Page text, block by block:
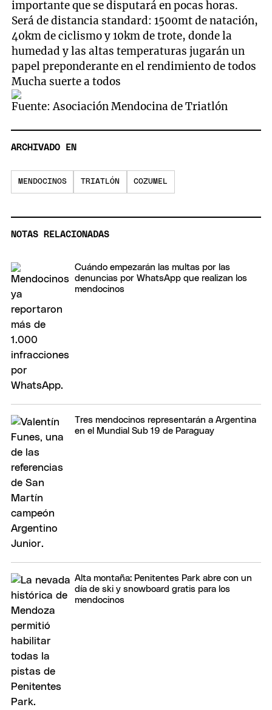
importante que se disputará en pocas horas.
Será de distancia standard: 1500mt de natación,
40km de ciclismo y 10km de trote, donde la
humedad y las altas temperaturas jugarán un
papel preponderante en el rendimiento de todos
Mucha suerte a todos
Fuente: Asociación Mendocina de Triatlón
ARCHIVADO EN
MENDOCINOS TRIATLÓN COZUMEL
NOTAS RELACIONADAS
Cuándo empezarán las multas por las
denuncias por WhatsApp que realizan los
mendocinos
Tres mendocinos representarán a Argentina
en el Mundial Sub 19 de Paraguay
Alta montaña: Penitentes Park abre con un
día de ski y snowboard gratis para los
mendocinos